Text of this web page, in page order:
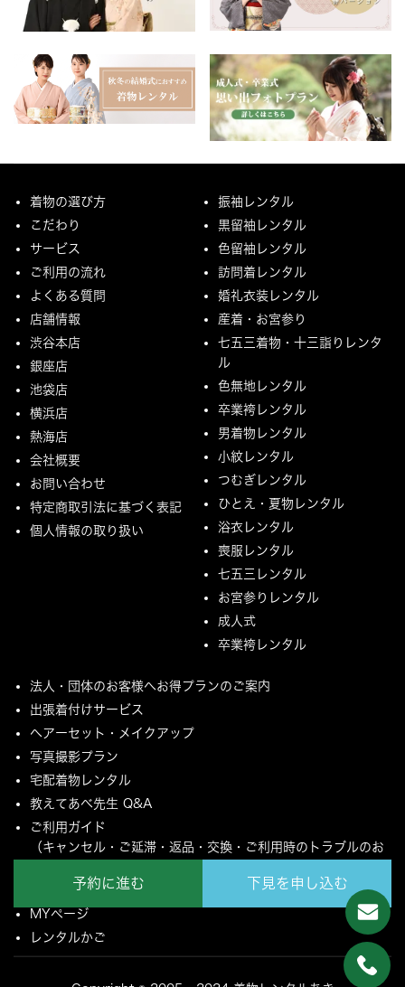
予約に進む 下見を申し込む
着物の選び方
こだわり
サービス
ご利用の流れ
よくある質問
店舗情報
渋谷本店
銀座店
池袋店
横浜店
熱海店
会社概要
お問い合わせ
特定商取引法に基づく表記
個人情報の取り扱い
振袖レンタル
黒留袖レンタル
色留袖レンタル
訪問着レンタル
婚礼衣装レンタル
産着・お宮参り
七五三着物・十三詣りレンタ
ル
色無地レンタル
卒業袴レンタル
男着物レンタル
小紋レンタル
つむぎレンタル
ひとえ・夏物レンタル
浴衣レンタル
喪服レンタル
七五三レンタル
お宮参りレンタル
成人式
卒業袴レンタル
法人・団体のお客様へお得プランのご案内
出張着付けサービス
ヘアーセット・メイクアップ
写真撮影プラン
宅配着物レンタル
教えてあべ先生 Q&A
ご利用ガイド
（キャンセル・ご延滞・返品・交換・ご利用時のトラブルのお
ご配送とご返却について
MYページ
レンタルかご